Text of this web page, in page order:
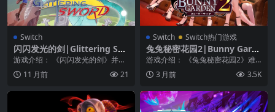
Switch
闪闪发光的剑|Glittering Sw
ord
游戏介绍： 《闪闪发光的剑》并不
是每一款游戏都可以通过屏幕截图
进行评分。这就像一...
11 月前 21
Switch Switch热门游戏
兔兔秘密花园2|Bunny Gard
en 2中文
游戏介绍： 《兔兔秘密花园2》难
忘的那个夜晚，又开始了—— 兔子
花园的全新作品终...
3 月前 3.5K